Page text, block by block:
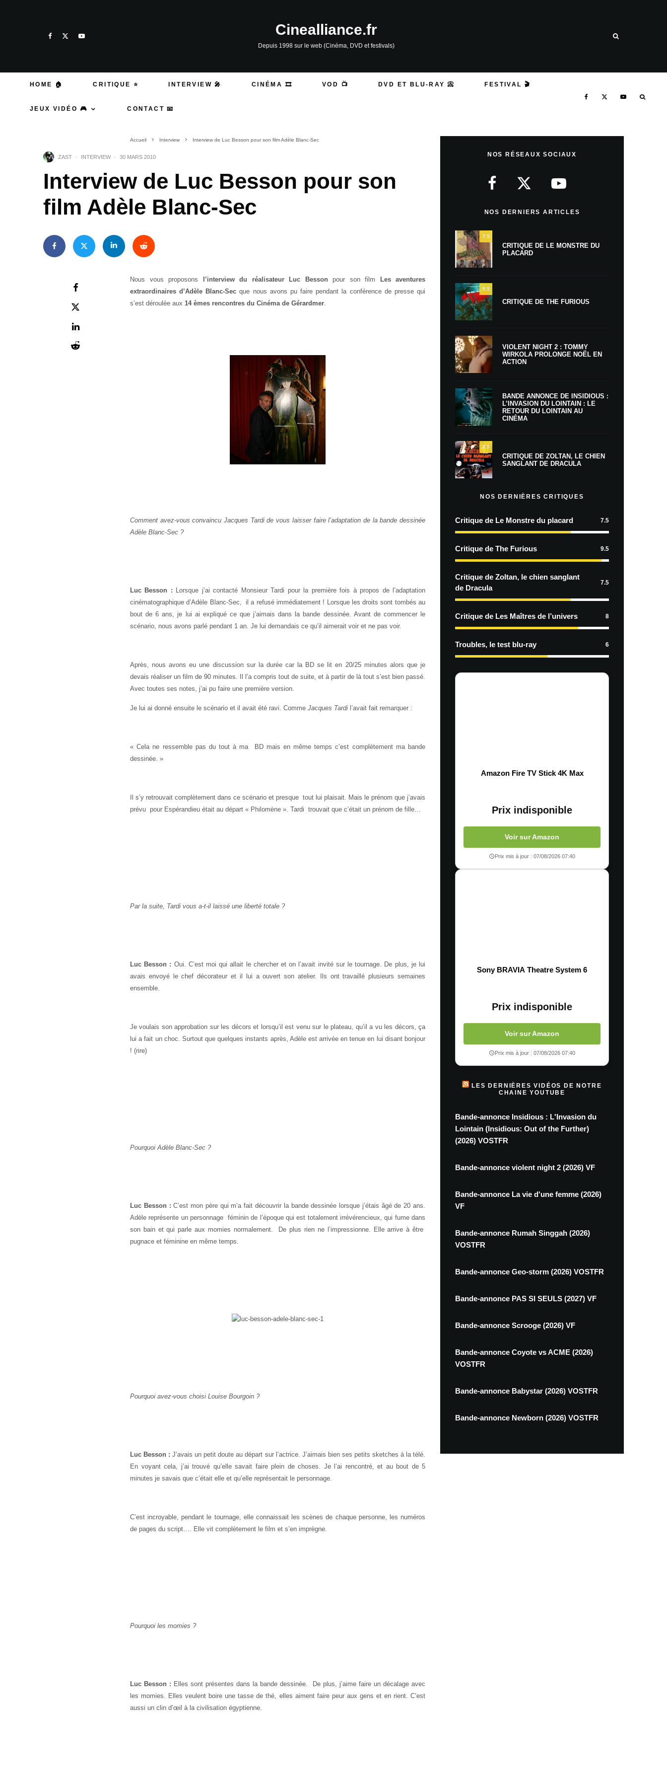
Cinealliance.fr
Depuis 1998 sur le web (Cinéma, DVD et festivals)
HOME 🏠 CRITIQUE ⭐ INTERVIEW 🎤 CINÉMA 🎞️ VOD 📺 DVD ET BLU-RAY 📀 FESTIVAL 🎬
JEUX VIDÉO 🎮 CONTACT 📧
Accueil Interview Interview de Luc Besson pour son film Adèle Blanc-Sec
ZAST · INTERVIEW · 30 MARS 2010
Interview de Luc Besson pour son
film Adèle Blanc-Sec
Nous vous proposons l’interview du réalisateur Luc Besson pour son film
Les aventures
extraordinaires d’Adèle Blanc-Sec que nous avons pu faire pendant la conférence de presse qui
s’est déroulée aux 14 èmes rencontres du Cinéma de Gérardmer.
Comment avez-vous convaincu Jacques Tardi de vous laisser faire l’adaptation de la bande dessinée
Adèle Blanc-Sec ?
Luc Besson : Lorsque j’ai contacté Monsieur Tardi pour la première fois à propos de l’adaptation
cinématographique d’Adèle Blanc-Sec, il a refusé immédiatement ! Lorsque les droits sont tombés au
bout de 6 ans, je lui ai expliqué ce que j’aimais dans la bande dessinée. Avant de commencer le
scénario, nous avons parlé pendant 1 an. Je lui demandais ce qu’il aimerait voir et ne pas voir.
Après, nous avons eu une discussion sur la durée car la BD se lit en 20/25 minutes alors que je
devais réaliser un film de 90 minutes. Il l’a compris tout de suite, et à partir de là tout s’est bien passé.
Avec toutes ses notes, j’ai pu faire une première version.
Je lui ai donné ensuite le scénario et il avait été ravi. Comme Jacques Tardi l’avait fait remarquer :
« Cela ne ressemble pas du tout à ma BD mais en même temps c’est complètement ma bande
dessinée. »
Il s’y retrouvait complètement dans ce scénario et presque tout lui plaisait. Mais le prénom que j’avais
prévu pour Espérandieu était au départ « Philomène ». Tardi trouvait que c’était un prénom de fille…
Par la suite, Tardi vous a-t-il laissé une liberté totale ?
Luc Besson : Oui. C’est moi qui allait le chercher et on l’avait invité sur le tournage. De plus, je lui
avais envoyé le chef décorateur et il lui a ouvert son atelier. Ils ont travaillé plusieurs semaines
ensemble.
Je voulais son approbation sur les décors et lorsqu’il est venu sur le plateau, qu’il a vu les décors, ça
lui a fait un choc. Surtout que quelques instants après, Adèle est arrivée en tenue en lui disant bonjour
! (rire)
Pourquoi Adèle Blanc-Sec ?
Luc Besson :C’est mon père qui m’a fait découvrir la bande dessinée lorsque j’étais âgé de 20 ans.
Adèle représente un personnage féminin de l’époque qui est totalement irrévérencieux, qui fume dans
son bain et qui parle aux momies normalement. De plus rien ne l’impressionne. Elle arrive à être
pugnace et féminine en même temps.
Pourquoi avez-vous choisi Louise Bourgoin ?
Luc Besson :J’avais un petit doute au départ sur l’actrice. J’aimais bien ses petits sketches à la télé.
En voyant cela, j’ai trouvé qu’elle savait faire plein de choses. Je l’ai rencontré, et au bout de 5
minutes je savais que c’était elle et qu’elle représentait le personnage.
C’est incroyable, pendant le tournage, elle connaissait les scènes de chaque personne, les numéros
de pages du script…. Elle vit complètement le film et s’en imprègne.
Pourquoi les momies ?
Luc Besson : Elles sont présentes dans la bande dessinée. De plus, j’aime faire un décalage avec
les momies. Elles veulent boire une tasse de thé, elles aiment faire peur aux gens et en rient. C’est
aussi un clin d’œil à la civilisation égyptienne.
NOS RÉSEAUX SOCIAUX
NOS DERNIERS ARTICLES
7.5
CRITIQUE DE LE MONSTRE DU
PLACARD
9.5
CRITIQUE DE THE FURIOUS
VIOLENT NIGHT 2 : TOMMY
WIRKOLA PROLONGE NOËL EN
ACTION
BANDE ANNONCE DE INSIDIOUS :
L’INVASION DU LOINTAIN : LE
RETOUR DU LOINTAIN AU
CINÉMA
7.5
CRITIQUE DE ZOLTAN, LE CHIEN
SANGLANT DE DRACULA
NOS DERNIÈRES CRITIQUES
Critique de Le Monstre du placard 7.5
Critique de The Furious 9.5
Critique de Zoltan, le chien sanglant
de Dracula
7.5
Critique de Les Maîtres de l’univers 8
Troubles, le test blu-ray 6
Amazon Fire TV Stick 4K Max
Prix indisponible
Voir sur Amazon
Prix mis à jour : 07/08/2026 07:40
Sony BRAVIA Theatre System 6
Prix indisponible
Voir sur Amazon
Prix mis à jour : 07/08/2026 07:40
LES DERNIÈRES VIDÉOS DE NOTRE
CHAINE YOUTUBE
Bande-annonce Insidious : L'Invasion du
Lointain (Insidious: Out of the Further)
(2026) VOSTFR
Bande-annonce violent night 2 (2026) VF
Bande-annonce La vie d'une femme (2026)
VF
Bande-annonce Rumah Singgah (2026)
VOSTFR
Bande-annonce Geo-storm (2026) VOSTFR
Bande-annonce PAS SI SEULS (2027) VF
Bande-annonce Scrooge (2026) VF
Bande-annonce Coyote vs ACME (2026)
VOSTFR
Bande-annonce Babystar (2026) VOSTFR
Bande-annonce Newborn (2026) VOSTFR